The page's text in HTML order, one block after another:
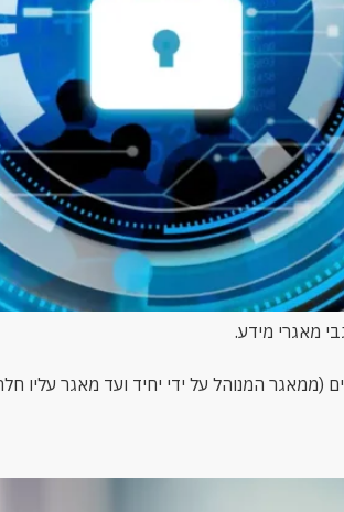
המנוהל על ידי יחיד ועד מאגר עליו